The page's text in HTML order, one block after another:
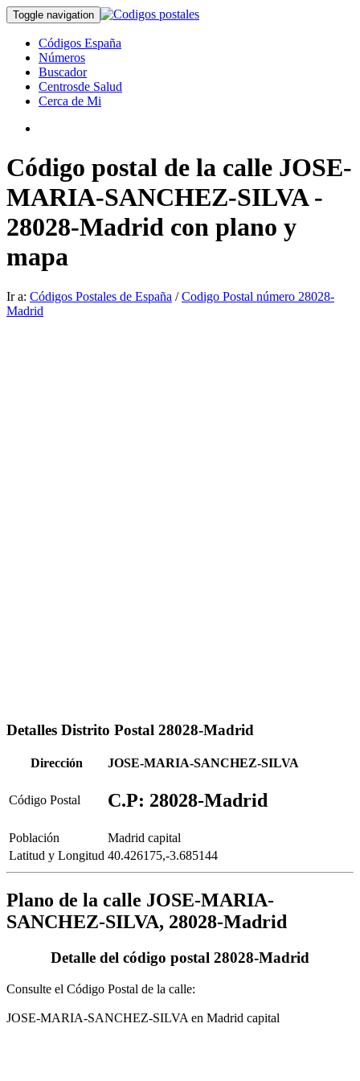
Toggle navigation
Códigos España
Números
Buscador
Centrosde Salud
Cerca de Mi
Código postal de la calle JOSE-
MARIA-SANCHEZ-SILVA -
28028-Madrid con plano y
mapa
Ir a: Códigos Postales de España /Codigo Postal número 28028-
Madrid
Detalles Distrito Postal 28028-Madrid
Dirección JOSE-MARIA-SANCHEZ-SILVA
Código Postal C.P: 28028-Madrid
Población
Madrid capital
Latitud y Longitud 40.426175,-3.685144
Plano de la calle JOSE-MARIA-
SANCHEZ-SILVA, 28028-Madrid
Detalle del código postal 28028-Madrid
Consulte el Código Postal de la calle:
JOSE-MARIA-SANCHEZ-SILVA en Madrid capital